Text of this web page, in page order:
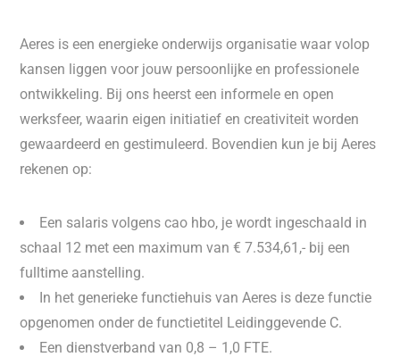
Aeres is een energieke onderwijs organisatie waar volop
kansen liggen voor jouw persoonlijke en professionele
ontwikkeling. Bij ons heerst een informele en open
werksfeer, waarin eigen initiatief en creativiteit worden
gewaardeerd en gestimuleerd. Bovendien kun je bij Aeres
rekenen op:
Een salaris volgens cao hbo, je wordt ingeschaald in
schaal 12 met een maximum van € 7.534,61,- bij een
fulltime aanstelling.
In het generieke functiehuis van Aeres is deze functie
opgenomen onder de functietitel Leidinggevende C.
Een dienstverband van 0,8 – 1,0 FTE.